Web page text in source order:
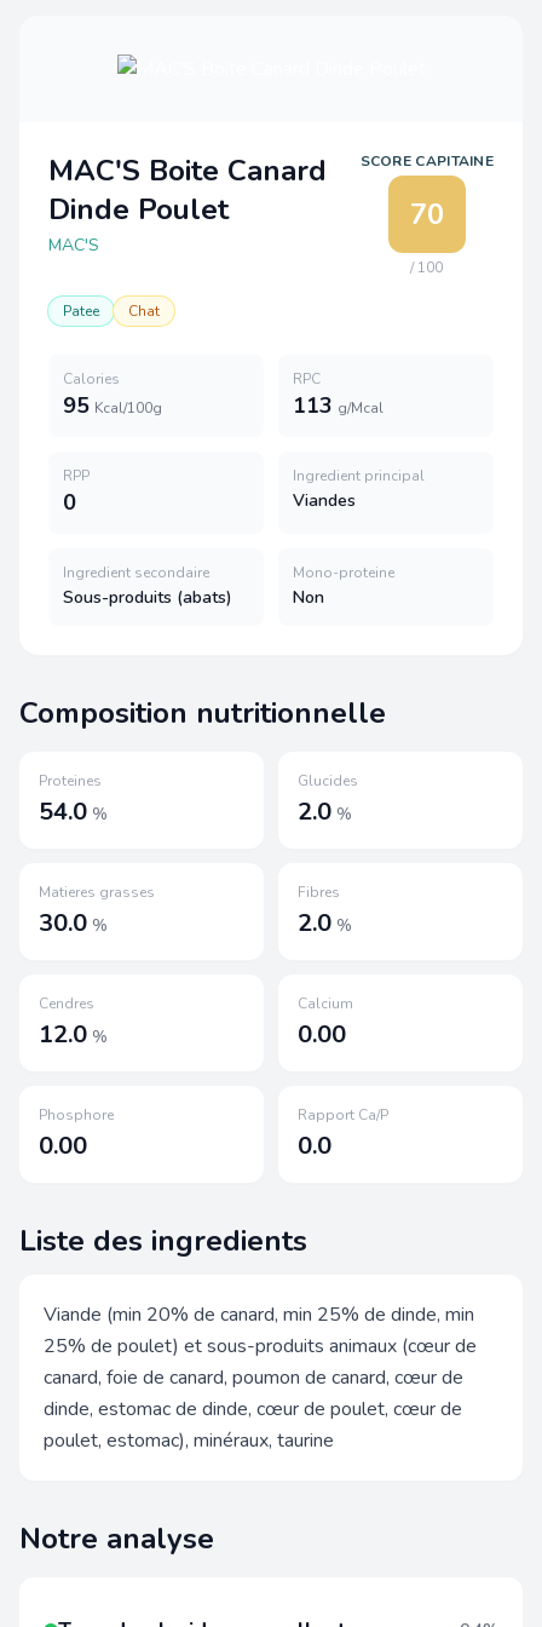
MAC'S Boite Canard
Dinde Poulet
MAC'S
SCORE CAPITAINE
70
/ 100
Patee Chat
Calories
95 Kcal/100g
RPC
113 g/Mcal
RPP
0
Ingredient principal
Viandes
Ingredient secondaire
Sous-produits (abats)
Mono-proteine
Non
Composition nutritionnelle
Proteines
54.0 %
Glucides
2.0 %
Matieres grasses
30.0 %
Fibres
2.0 %
Cendres
12.0 %
Calcium
0.00
Phosphore
0.00
Rapport Ca/P
0.0
Liste des ingredients
Viande (min 20% de canard, min 25% de dinde, min
25% de poulet) et sous-produits animaux (cœur de
canard, foie de canard, poumon de canard, cœur de
dinde, estomac de dinde, cœur de poulet, cœur de
poulet, estomac), minéraux, taurine
Notre analyse